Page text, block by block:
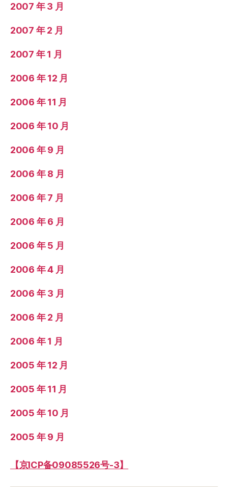
2007 年 3 月
2007 年 2 月
2007 年 1 月
2006 年 12 月
2006 年 11 月
2006 年 10 月
2006 年 9 月
2006 年 8 月
2006 年 7 月
2006 年 6 月
2006 年 5 月
2006 年 4 月
2006 年 3 月
2006 年 2 月
2006 年 1 月
2005 年 12 月
2005 年 11 月
2005 年 10 月
2005 年 9 月
【京ICP备09085526号-3】